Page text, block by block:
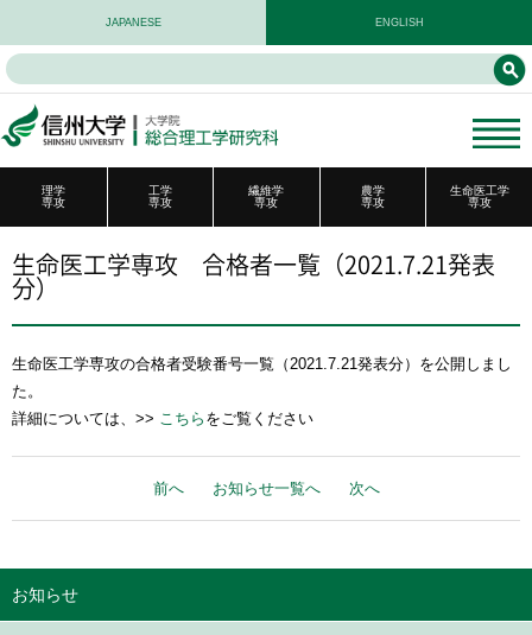
JAPANESE ENGLISH
理学
専攻
工学
専攻
繊維学
専攻
農学
専攻
生命医工学
専攻
生命医工学専攻 合格者一覧（2021.7.21発表
分）
生命医工学専攻の合格者受験番号一覧（2021.7.21発表分）を公開しまし
た。
詳細については、>> こちら をご覧ください
前へ お知らせ一覧へ 次へ
お知らせ